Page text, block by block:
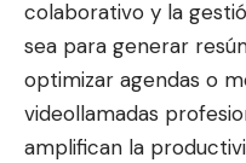
colaborativo y la
sea para generar
optimizar agendas o
videollamadas
amplifican la